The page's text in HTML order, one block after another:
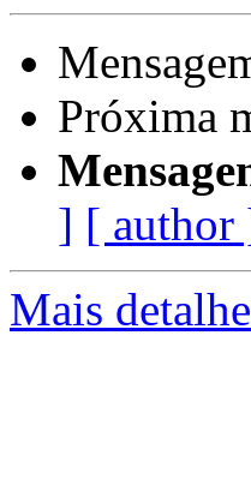
Próxima
] [ author
Mais